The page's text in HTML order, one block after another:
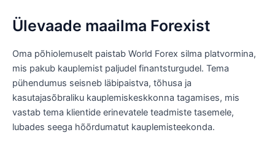
Ülevaade maailma Forexist
Oma põhiolemuselt paistab World Forex silma platvormina,
mis pakub kauplemist paljudel finantsturgudel. Tema
pühendumus seisneb läbipaistva, tõhusa ja
kasutajasõbraliku kauplemiskeskkonna tagamises, mis
vastab tema klientide erinevatele teadmiste tasemele,
lubades seega hõõrdumatut kauplemisteekonda.